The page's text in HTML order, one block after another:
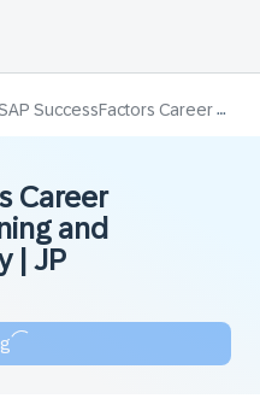
SuccessFactors Career Development Planning and Mentoring Academy | JP
Career
and
| JP